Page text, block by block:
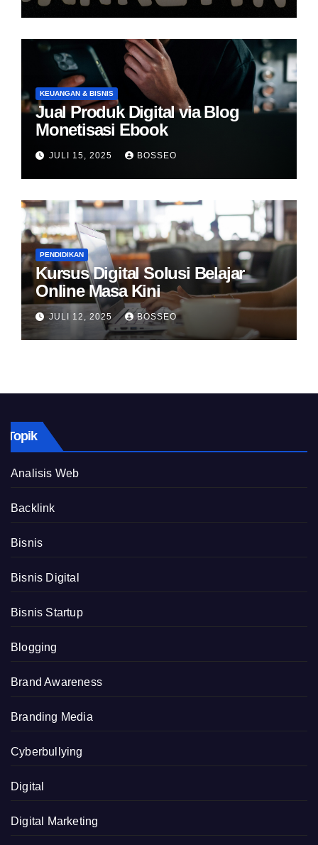
KEUANGAN & BISNIS
Jual Produk Digital via Blog
Monetisasi Ebook
JULI 15, 2025 BOSSEO
PENDIDIKAN
Kursus Digital Solusi Belajar
Online Masa Kini
JULI 12, 2025 BOSSEO
Topik
Analisis Web
Backlink
Bisnis
Bisnis Digital
Bisnis Startup
Blogging
Brand Awareness
Branding Media
Cyberbullying
Digital
Digital Marketing